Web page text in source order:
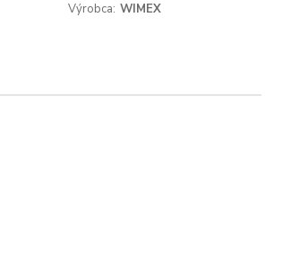
Výrobca: WIMEX